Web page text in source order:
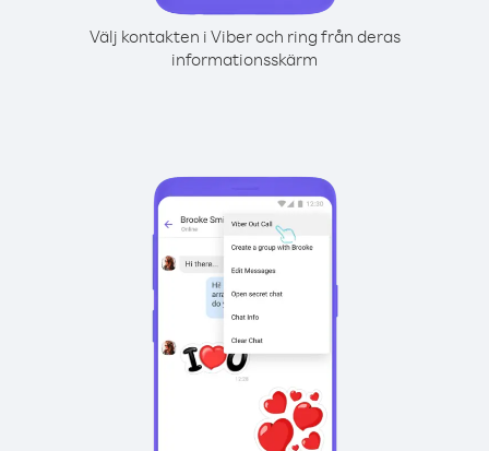
Välj kontakten i Viber och ring från deras
informationsskärm